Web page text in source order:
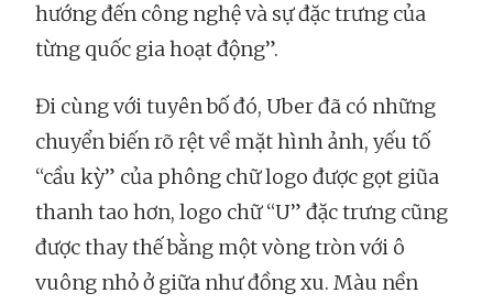
hướng đến công nghệ và sự đặc trưng của
từng quốc gia hoạt động”.
Đi cùng với tuyên bố đó, Uber đã có những
chuyển biến rõ rệt về mặt hình ảnh, yếu tố
“cầu kỳ” của phông chữ logo được gọt giũa
thanh tao hơn, logo chữ “U” đặc trưng cũng
được thay thế bằng một vòng tròn với ô
vuông nhỏ ở giữa như đồng xu. Màu nền